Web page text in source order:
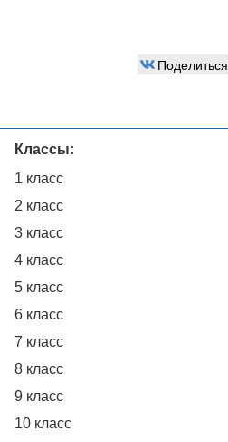
Поделиться
Классы:
1 класс
2 класс
3 класс
4 класс
5 класс
6 класс
7 класс
8 класс
9 класс
10 класс